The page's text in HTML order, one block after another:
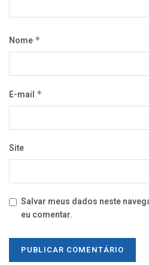
Nome *
E-mail *
Site
Salvar meus dados neste
eu comentar.